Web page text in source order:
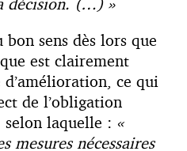
sens dès lors que
est clairement
ce qui
de l’obligation
selon laquelle : «
mesures nécessaires